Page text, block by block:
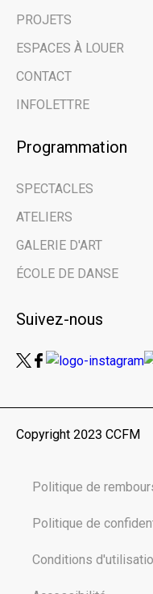
PROJETS
ESPACES À LOUER
CONTACT
INFOLETTRE
Programmation
SPECTACLES
ATELIERS
GALERIE D'ART
ÉCOLE DE DANSE
Suivez-nous
Copyright 2023 CCFM
Politique de
Politique de
Conditions
Restez
des
grâce à
Prénom | First
Nom de famille |
Nom de votre
organization